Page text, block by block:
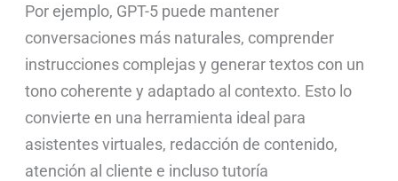
Por ejemplo, GPT-5 puede mantener
conversaciones más naturales, comprender
instrucciones complejas y generar textos con un
tono coherente y adaptado al contexto. Esto lo
convierte en una herramienta ideal para
asistentes virtuales, redacción de contenido,
atención al cliente e incluso tutoría